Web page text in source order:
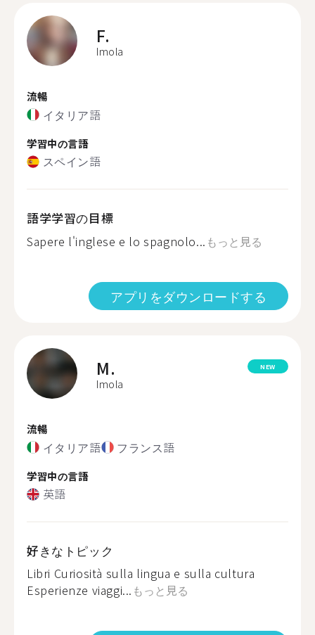
F.
Imola
流暢
イタリア語
学習中の言語
スペイン語
語学学習の目標
Sapere l'inglese e lo spagnolo... もっと見る
アプリをダウンロードする
M.
Imola
NEW
流暢
イタリア語 フランス語
学習中の言語
英語
好きなトピック
Libri Curiosità sulla lingua e sulla cultura
Esperienze viaggi... もっと見る